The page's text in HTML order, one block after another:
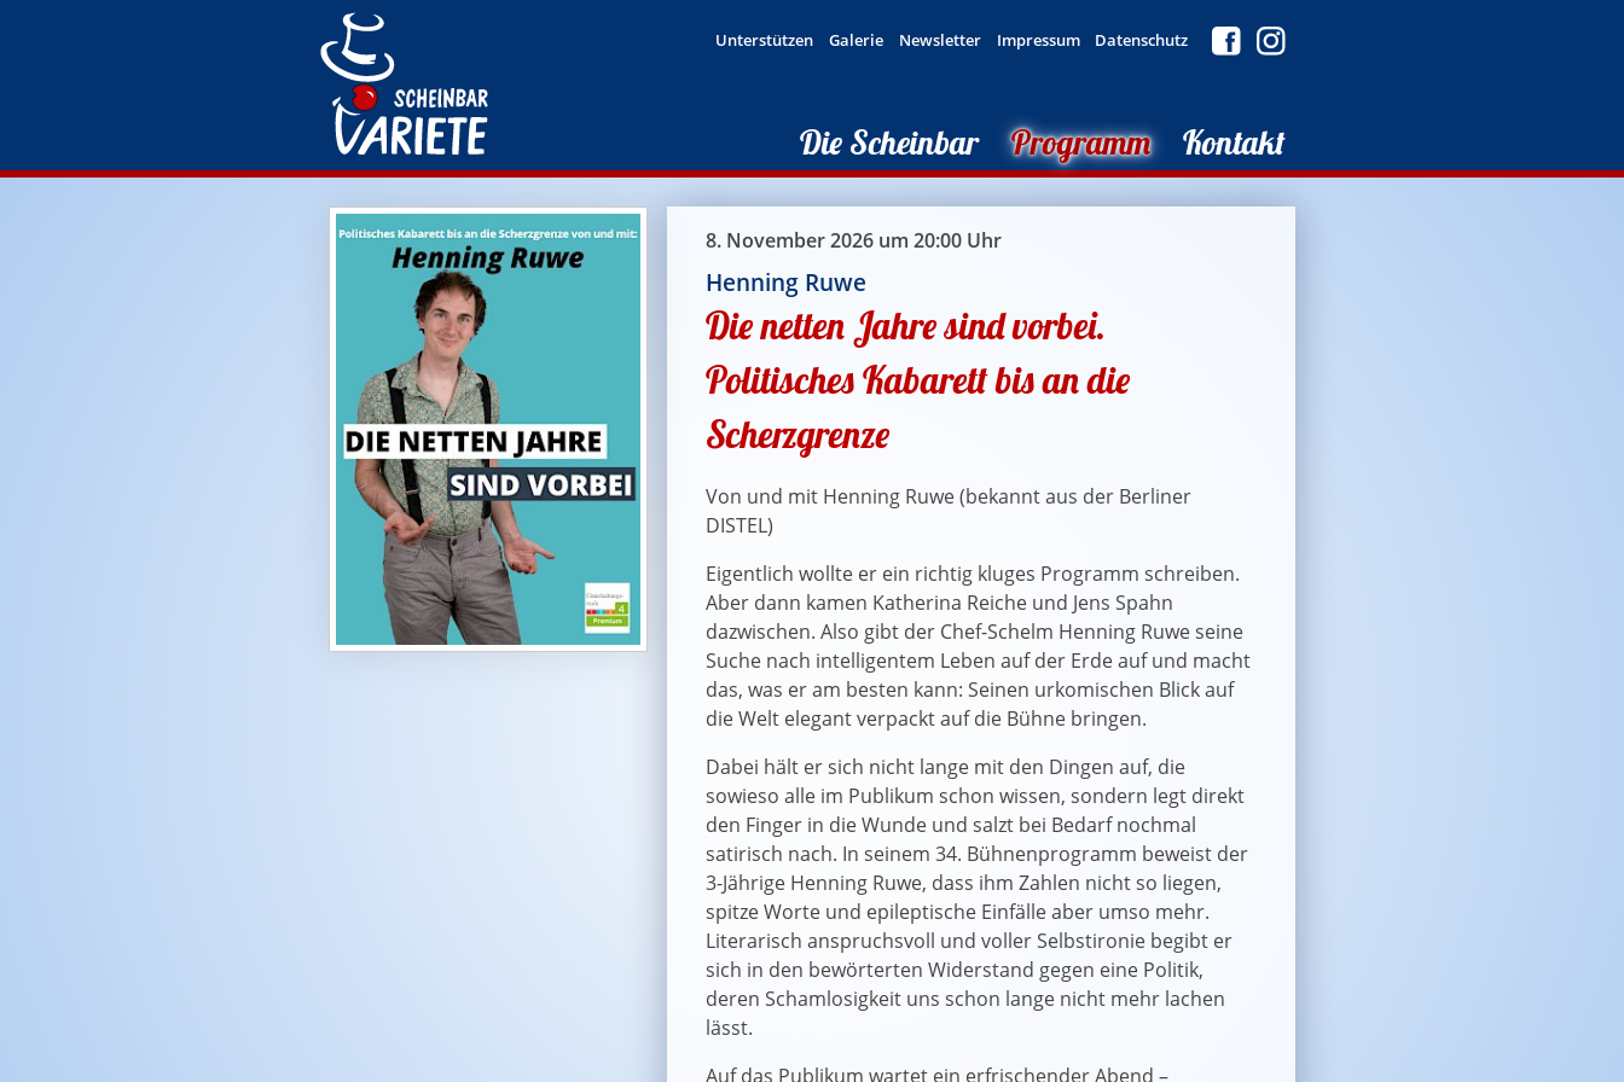
Die Scheinbar Programm Kontakt
Unterstützen Galerie Newsletter Impressum Datenschutz
8. November 2026 um 20:00 Uhr
Henning Ruwe
Die netten Jahre sind vorbei.
Politisches Kabarett bis an die
Scherzgrenze
Von und mit Henning Ruwe (bekannt aus der Berliner
DISTEL)
Eigentlich wollte er ein richtig kluges Programm schreiben.
Aber dann kamen Katherina Reiche und Jens Spahn
dazwischen. Also gibt der Chef-Schelm Henning Ruwe seine
Suche nach intelligentem Leben auf der Erde auf und macht
das, was er am besten kann: Seinen urkomischen Blick auf
die Welt elegant verpackt auf die Bühne bringen.
Dabei hält er sich nicht lange mit den Dingen auf, die
sowieso alle im Publikum schon wissen, sondern legt direkt
den Finger in die Wunde und salzt bei Bedarf nochmal
satirisch nach. In seinem 34. Bühnenprogramm beweist der
3-Jährige Henning Ruwe, dass ihm Zahlen nicht so liegen,
spitze Worte und epileptische Einfälle aber umso mehr.
Literarisch anspruchsvoll und voller Selbstironie begibt er
sich in den bewörterten Widerstand gegen eine Politik,
deren Schamlosigkeit uns schon lange nicht mehr lachen
lässt.
Auf das Publikum wartet ein erfrischender Abend –